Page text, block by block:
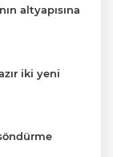
altyapısına
iki yeni